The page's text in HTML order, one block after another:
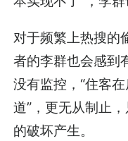
对于频繁上热搜的
者的李群也会感到
没有监控，“住客
道”，更无从制止
的破坏产生。